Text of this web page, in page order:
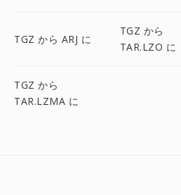
TGZ から ARJ に
TGZ から
TAR.LZO に
TGZ から
TAR.LZMA に